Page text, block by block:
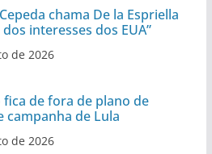
chama De la Espriella
interesses dos EUA”
de 2026
de fora de plano de
campanha de Lula
de 2026